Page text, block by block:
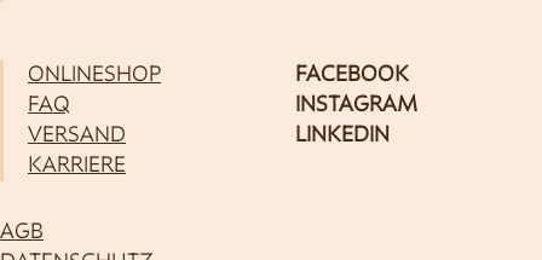
ONLINESHOP
FAQ
VERSAND
KARRIERE
FACEBOOK
INSTAGRAM
LINKEDIN
AGB